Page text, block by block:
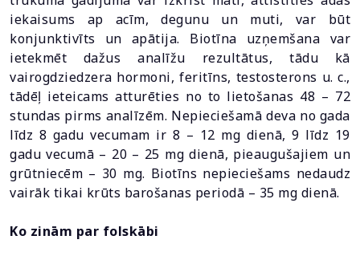
iekaisums ap acīm, degunu un muti, var būt
konjunktivīts un apātija. Biotīna uzņemšana var
ietekmēt dažus analīžu rezultātus, tādu kā
vairogdziedzera hormoni, feritīns, testosterons u. c.,
tādēļ ieteicams atturēties no to lietošanas 48 – 72
stundas pirms analīzēm. Nepieciešamā deva no gada
līdz 8 gadu vecumam ir 8 – 12 mg dienā, 9 līdz 19
gadu vecumā – 20 – 25 mg dienā, pieaugušajiem un
grūtniecēm – 30 mg. Biotīns nepieciešams nedaudz
vairāk tikai krūts barošanas periodā – 35 mg dienā.
Ko zinām par folskābi